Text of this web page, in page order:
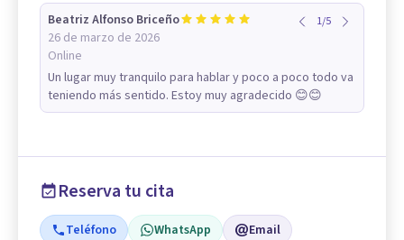
Beatriz Alfonso Briceño
26 de marzo de 2026
Online
1/5
Un lugar muy tranquilo para hablar y poco a poco todo va
teniendo más sentido. Estoy muy agradecido 😊😊
Reserva tu cita
Teléfono WhatsApp Email